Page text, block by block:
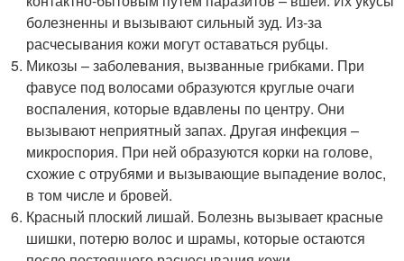
болезненны и вызывают сильный зуд. Из-за
расчесывания кожи могут оставаться рубцы.
Микозы – заболевания, вызванные грибками. При
фавусе под волосами образуются круглые очаги
воспаления, которые вдавлены по центру. Они
вызывают неприятный запах. Другая инфекция –
микроспория. При ней образуются корки на голове,
схожие с отрубями и вызывающие выпадение волос,
в том числе и бровей.
Красный плоский лишай. Болезнь вызывает красные
шишки, потерю волос и шрамы, которые остаются